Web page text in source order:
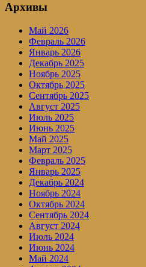
Архивы
Май 2026
Февраль 2026
Январь 2026
Декабрь 2025
Ноябрь 2025
Октябрь 2025
Сентябрь 2025
Август 2025
Июль 2025
Июнь 2025
Май 2025
Март 2025
Февраль 2025
Январь 2025
Декабрь 2024
Ноябрь 2024
Октябрь 2024
Сентябрь 2024
Август 2024
Июль 2024
Июнь 2024
Май 2024